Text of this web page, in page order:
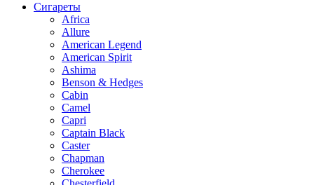
Сигареты
Africa
Allure
American Legend
American Spirit
Ashima
Benson & Hedges
Cabin
Camel
Capri
Captain Black
Caster
Chapman
Cherokee